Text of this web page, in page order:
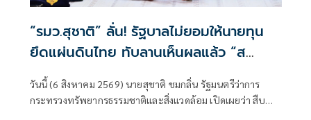
“รมว.สุชาติ” ลั่น! รัฐบาลไม่ยอมให้นายทุน
ยึดแผ่นดินไทย ทับลานเห็นผลแล้ว “ส
ตาร์เวลล์ การ์เด้นโฮม” รื้อเองคืบ 40%
เตือนผู้ฝ่าฝืนเจอมาตรการทางกฎหมาย
วันนี้ (6 สิงหาคม 2569) นายสุชาติ ชมกลิ่น รัฐมนตรีว่าการ
กระทรวงทรัพยากรธรรมชาติและสิ่งแวดล้อม เปิดเผยว่า สืบ